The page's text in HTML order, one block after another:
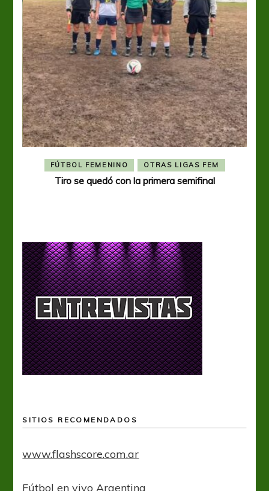
FÚTBOL FEMENINO OTRAS LIGAS FEM
Tiro se quedó con la primera semifinal
SITIOS RECOMENDADOS
www.flashscore.com.ar
Fútbol en vivo Argentina